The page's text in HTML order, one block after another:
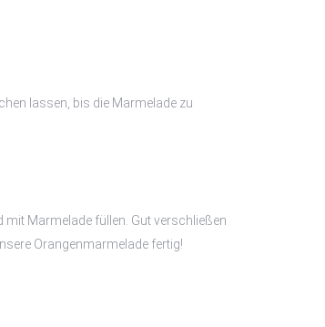
lassen, bis die Marmelade zu
mit Marmelade füllen. Gut verschließen
Orangenmarmelade fertig!